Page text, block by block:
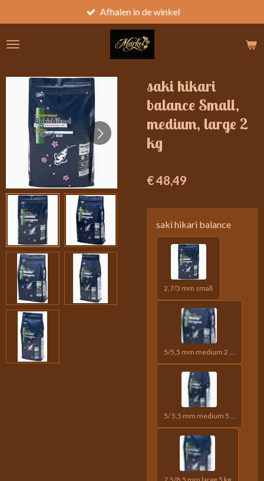
direct
naar
Afhalen in de winkel
saki hikari
balance Small,
medium, large 2
kg
€ 48,49
saki hikari balance
2,7/3 mm small
5/5,5 mm medium 2 kg
5/ 5,5 mm medium 5 kg